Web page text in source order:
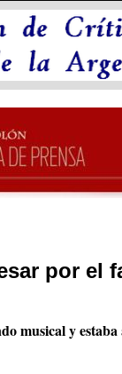
por el
musical y